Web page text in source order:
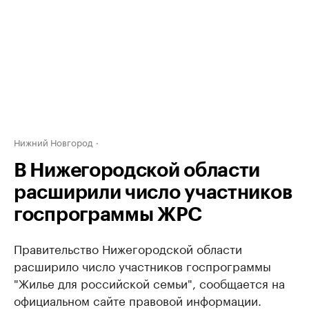
Нижний Новгород
В Нижегородской области
расширили число участников
госпрограммы ЖРС
Правительство Нижегородской области
расширило число участников госпрограммы
"Жилье для российской семьи", сообщается на
официальном сайте правовой информации.